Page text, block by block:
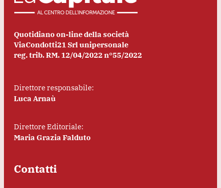
Quotidiano on-line della società
ViaCondotti21 Srl unipersonale
reg. trib. RM. 12/04/2022 n°55/2022
Direttore responsabile:
Luca Arnaù
Direttore Editoriale:
Maria Grazia Falduto
Contatti